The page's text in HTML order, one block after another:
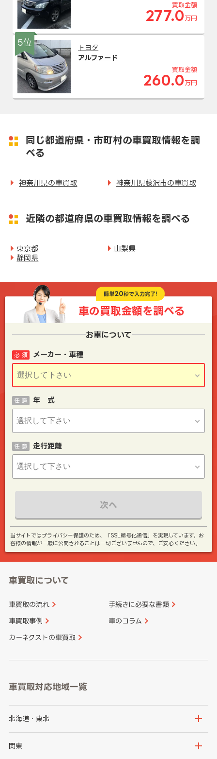
買取金額
277.0 万円
5位
トヨタ
アルファード
買取金額
260.0 万円
同じ都道府県・市町村の車買取情報を調
べる
神奈川県の車買取 神奈川県藤沢市の車買取
近隣の都道府県の車買取情報を調べる
東京都
山梨県
静岡県
簡単20秒で入力完了!
車の買取金額を調べる
お車について
メーカー・車種
必 須
年 式
任 意
走行距離
任 意
次へ
当サイトではプライバシー保護のため、「SSL暗号化通信」を実現しています。お
客様の情報が一般に公開されることは一切ございませんので、ご安心ください。
車買取について
車買取の流れ 手続きに必要な書類
車買取事例 車のコラム
カーネクストの車買取
車買取対応地域一覧
北海道・東北
北海道
関東